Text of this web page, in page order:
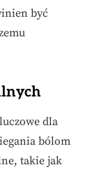
być
dla
bólom
takie jak